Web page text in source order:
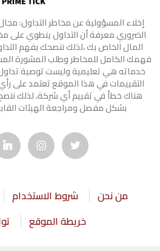
إخلاء المسؤولية عن مخاطر التداول:
الضروري معرفة أن التداول ينطوي على
المال الخاص بك ،لذلك ننصحك بفهم
فهمك الكامل للمخاطر وطلب المشورة
خدماته هي تعليمية وليست توصية
التقييمات في هذا الموقع تعتمد
هناك خطأ في تقييم أي شركة، لذلك
بشكل مفصل ومراجعة الهيئات
من نحن شروط الاستخدام
خريطة الموقع